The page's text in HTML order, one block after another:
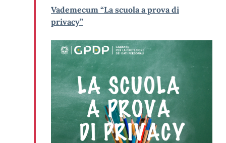
Vademecum “La scuola a prova di
privacy”